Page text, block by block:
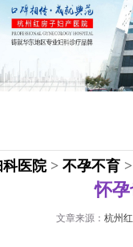
医院> 不孕不育 >
怀
文章来源： 杭州